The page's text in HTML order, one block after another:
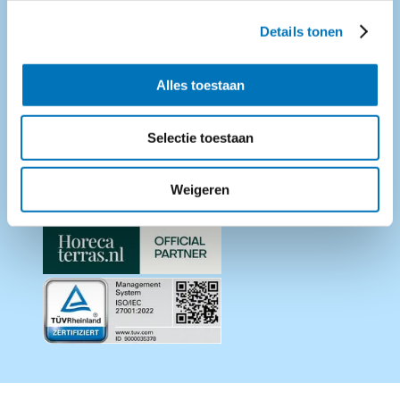
Details tonen
Alles toestaan
Selectie toestaan
Weigeren
info@eijsink.nl
Partners en certificaten